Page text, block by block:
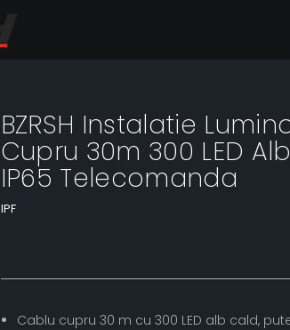
BZRSH Instalatie
Cupru 30m 300 LED
IP65 Telecomanda
IPF
Cablu cupru 30 m cu 300 LED alb cald,